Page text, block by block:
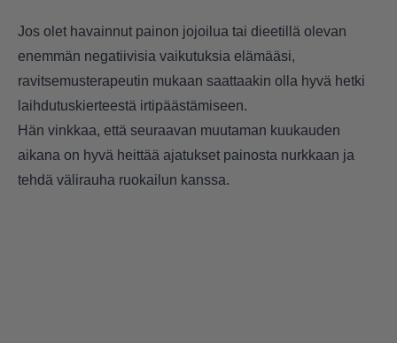
Jos olet havainnut painon jojoilua tai dieetillä olevan
enemmän negatiivisia vaikutuksia elämääsi,
ravitsemusterapeutin mukaan saattaakin olla hyvä hetki
laihdutuskierteestä irtipäästämiseen.
Hän vinkkaa, että seuraavan muutaman kuukauden
aikana on hyvä heittää ajatukset painosta nurkkaan ja
tehdä välirauha ruokailun kanssa.